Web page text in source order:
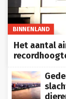
BINNENLAND
Het aantal